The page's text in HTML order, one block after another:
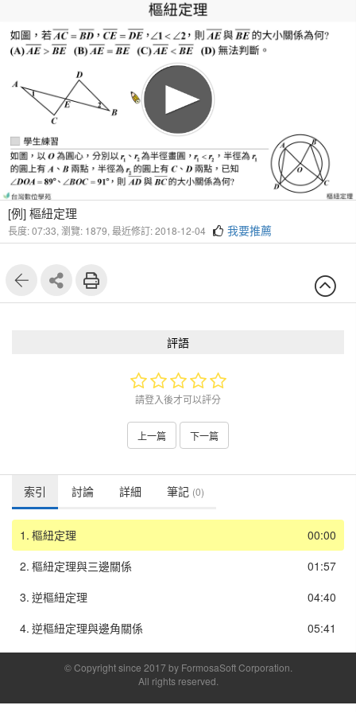
14
[例] 樞紐定理
長度: 07:33, 瀏覽: 1879, 最近修訂: 2018-12-04 我要推薦
評語
請登入後才可以評分
上一篇 下一篇
索引 討論 詳細 筆記 (0)
00:00
1. 樞紐定理
01:57
2. 樞紐定理與三邊關係
04:40
3. 逆樞紐定理
05:41
4. 逆樞紐定理與邊角關係
© Copyright since 2017 by FormosaSoft Corporation.
All rights reserved.